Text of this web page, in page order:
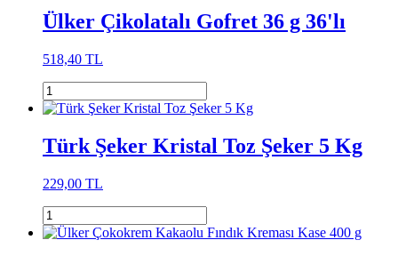
Ülker Çikolatalı Gofret 36 g 36'lı
518,40 TL
Türk Şeker Kristal Toz Şeker 5 Kg
229,00 TL